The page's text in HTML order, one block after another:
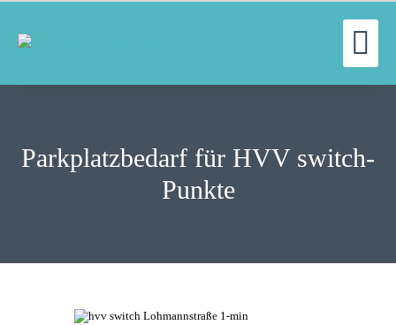
Parkplatzbedarf für HVV switch-
Punkte
UNSERE ARBEIT
AUSSCHÜSSE
AKTUELLES